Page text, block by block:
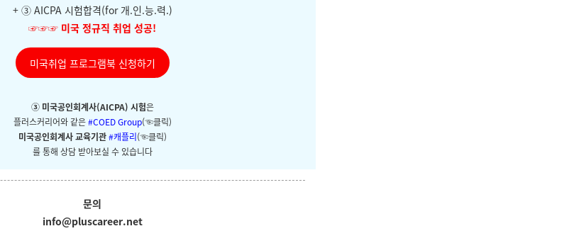
+ ③ AICPA 시험합격(for 개.인.능.력.)
☞☞☞ 미국 정규직 취업 성공!
미국취업 프로그램북 신청하기
③ 미국공인회계사(AICPA) 시험은
플러스커리어와 같은#COED Group(☜클릭)
미국공인회계사 교육기관#캐플리(☜클릭)
를 통해 상담 받아보실 수 있습니다
문의
info@pluscareer.net